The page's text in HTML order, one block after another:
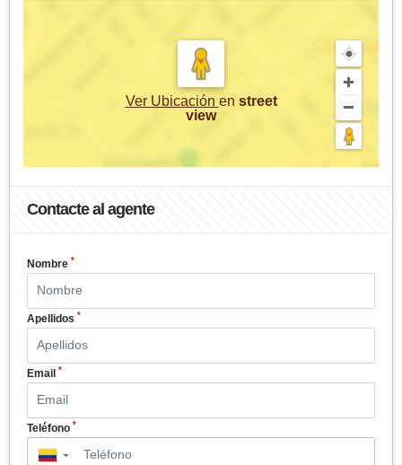
Ver Ubicación en street
view
Contacte al agente
Nombre *
Apellidos *
Email *
Teléfono *
▼